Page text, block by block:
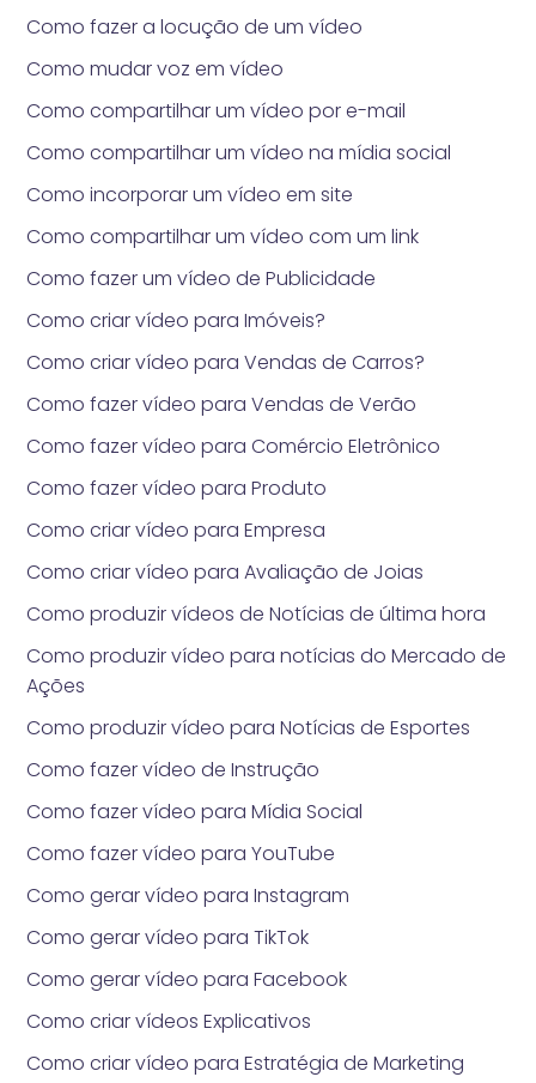
Como fazer a locução de um vídeo
Como mudar voz em vídeo
Como compartilhar um vídeo por e-mail
Como compartilhar um vídeo na mídia social
Como incorporar um vídeo em site
Como compartilhar um vídeo com um link
Como fazer um vídeo de Publicidade
Como criar vídeo para Imóveis?
Como criar vídeo para Vendas de Carros?
Como fazer vídeo para Vendas de Verão
Como fazer vídeo para Comércio Eletrônico
Como fazer vídeo para Produto
Como criar vídeo para Empresa
Como criar vídeo para Avaliação de Joias
Como produzir vídeos de Notícias de última hora
Como produzir vídeo para notícias do Mercado de
Ações
Como produzir vídeo para Notícias de Esportes
Como fazer vídeo de Instrução
Como fazer vídeo para Mídia Social
Como fazer vídeo para YouTube
Como gerar vídeo para Instagram
Como gerar vídeo para TikTok
Como gerar vídeo para Facebook
Como criar vídeos Explicativos
Como criar vídeo para Estratégia de Marketing